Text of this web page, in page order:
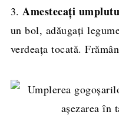
3.Amestecați
un bol, adăugați
verdeața tocată.